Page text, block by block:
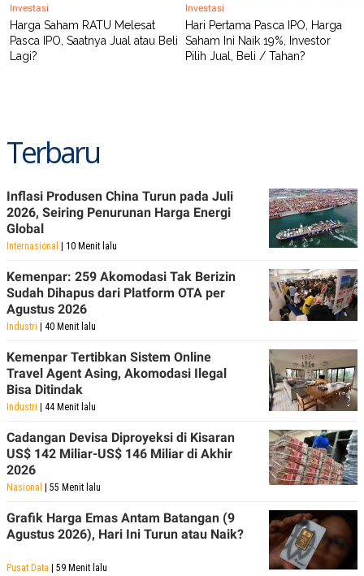
Investasi
Harga Saham RATU Melesat
Pasca IPO, Saatnya Jual atau Beli
Lagi?
Investasi
Hari Pertama Pasca IPO, Harga
Saham Ini Naik 19%, Investor
Pilih Jual, Beli / Tahan?
Terbaru
Inflasi Produsen China Turun pada Juli
2026, Seiring Penurunan Harga Energi
Global
Internasional | 10 Menit lalu
Kemenpar: 259 Akomodasi Tak Berizin
Sudah Dihapus dari Platform OTA per
Agustus 2026
Industri | 40 Menit lalu
Kemenpar Tertibkan Sistem Online
Travel Agent Asing, Akomodasi Ilegal
Bisa Ditindak
Industri | 44 Menit lalu
Cadangan Devisa Diproyeksi di Kisaran
US$ 142 Miliar-US$ 146 Miliar di Akhir
2026
Nasional | 55 Menit lalu
Grafik Harga Emas Antam Batangan (9
Agustus 2026), Hari Ini Turun atau Naik?
Pusat Data | 59 Menit lalu